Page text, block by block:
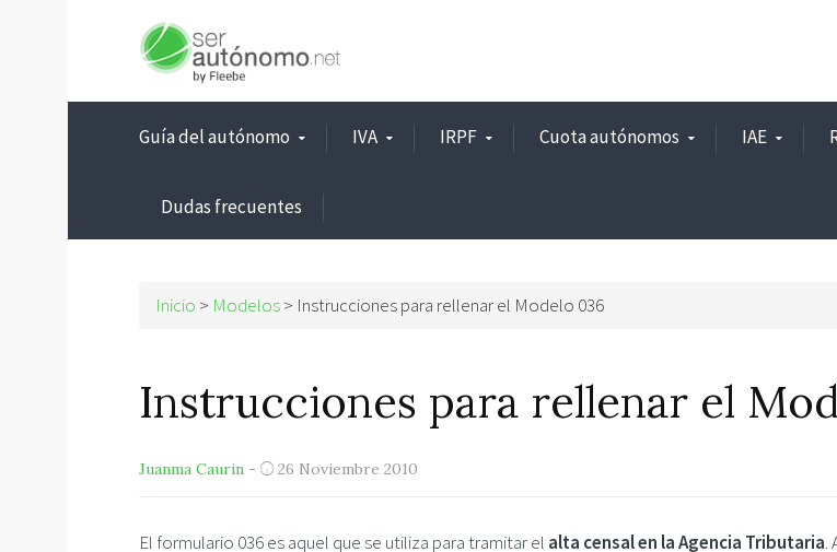
Guía del autónomo IVA IRPF Cuota autónomos IAE
Dudas frecuentes
Inicio > Modelos> Instrucciones para rellenar el Modelo 036
Instrucciones para rellenar el
Juanma Caurin - 26 Noviembre 2010
El formulario 036 es aquel que se utiliza para tramitar el alta censal en la Agencia Tributaria.